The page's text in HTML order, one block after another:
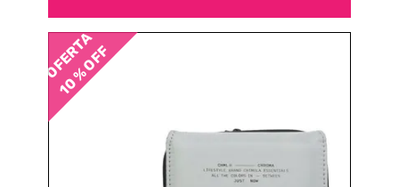
OFERTA
10 % OFF